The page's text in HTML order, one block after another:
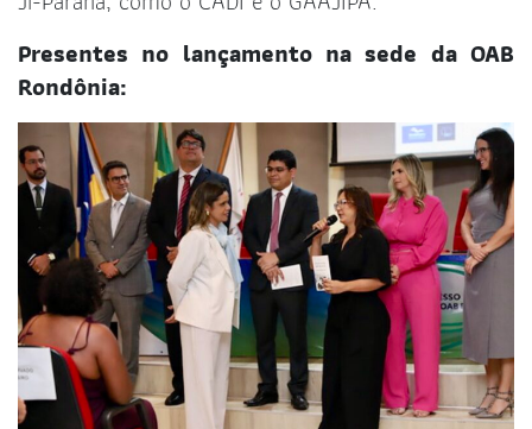
Presentes no lançamento na sede da OAB
Rondônia: